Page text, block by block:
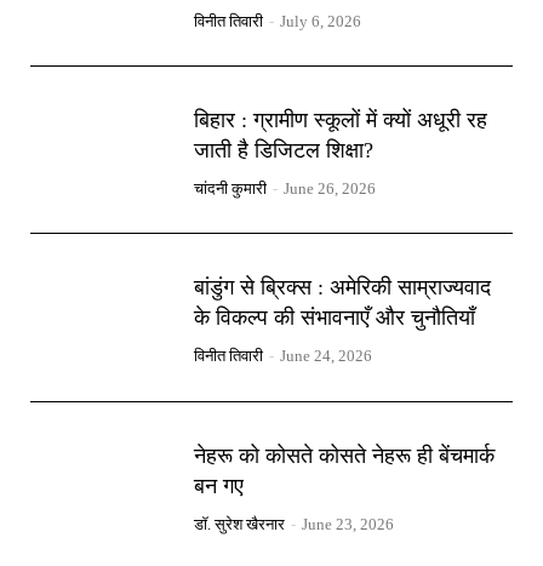
विनीत तिवारी - July 6, 2026
बिहार : ग्रामीण स्कूलों में क्यों अधूरी रह
जाती है डिजिटल शिक्षा?
चांदनी कुमारी - June 26, 2026
बांडुंग से ब्रिक्स : अमेरिकी साम्राज्यवाद
के विकल्प की संभावनाएँ और चुनौतियाँ
विनीत तिवारी - June 24, 2026
नेहरू को कोसते कोसते नेहरू ही बेंचमार्क
बन गए
डॉ. सुरेश खैरनार - June 23, 2026